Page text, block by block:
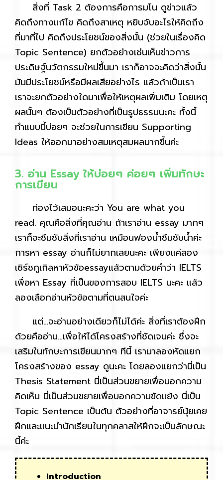
สิ่งที่ Task 2 ต้องการคือการมโน ดูข่าวแล้ว
คิดถึงทางแก้ไข คิดถึงสาเหตุ หยิบจับอะไรให้คิดถึง
ที่มาที่ไป คิดถึงประโยชน์ของสิ่งนั้น (ช่วยในเรื่องคิด
Topic Sentence) ยกตัวอย่างเช่นเห็นข่าวการ
ประดิษฐ์นวัตกรรมใหม่ขึ้นมา เราก็อาจจะคิดว่าสิ่งนั้น
มันมีประโยชน์หรือมีผลเสียอย่างไร แล้วถ้าเป็นเรา
เราจะยกตัวอย่างใดมาเพื่อให้เหตุผลเพิ่มเติม โดยเหตุ
ผลนั้นๆ ต้องเป็นตัวอย่างที่เป็นรูปธรรมนะคะ ทั้งนี้
ทำแบบนี้บ่อยๆ จะช่วยในการเขียน Supporting
Ideas ให้ออกมาอย่างสมเหตุสมผลมากขึ้นค่ะ
3. อ่าน Essay ให้บ่อยๆ ค่อยๆ เพิ่มทักษะ
การเขียน
ท่องไว้เสมอนะคะว่า You are what you
read. คุณคือสิ่งที่คุณอ่าน ถ้าเราอ่าน essay มากๆ
เราก็จะซึมซับสิ่งที่เราอ่าน เหมือนฟองน้ำซึมซับน้ำค่ะ
การหา essay อ่านก็ไม่ยากเลยนะคะ เพียงแค่ลอง
เซิร์ชกูเกิลหาหัวข้อessayแล้วตามด้วยคำว่า IELTS
เพื่อหา Essay ที่เป็นของการสอบ IELTS นะคะ แล้ว
ลองเลือกอ่านหัวข้อตามที่ตนสนใจค่ะ
แต่…จะอ่านอย่างเดียวก็ไม่ได้ค่ะ สิ่งที่เราต้องฝึก
ด้วยคืออ่าน…เพื่อให้ได้โครงสร้างที่ชัดเจนค่ะ ซึ่งจะ
เสริมในทักษะการเขียนมากๆ ทีนี้ เรามาลองหัดแยก
โครงสร้างของ essay ดูนะคะ โดยลองแยกว่านี่เป็น
Thesis Statement นี่เป็นส่วนขยายเพื่อบอกความ
คิดเห็น นี่เป็นส่วนขยายเพื่อบอกความขัดแย้ง นี่เป็น
Topic Sentence เป็นต้น ตัวอย่างที่อาจารย์นุ้ยเคย
ฝึกและแนะนำนักเรียนในทุกคลาสให้ฝึกจะเป็นลักษณะ
นี้ค่ะ
Introduction